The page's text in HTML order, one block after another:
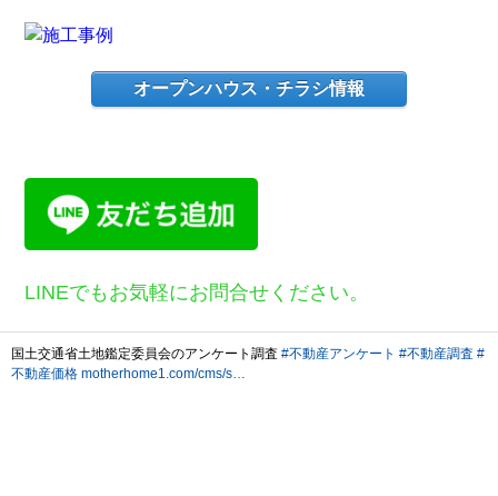
オープンハウス・チラシ情報
LINEでもお気軽にお問合せください。